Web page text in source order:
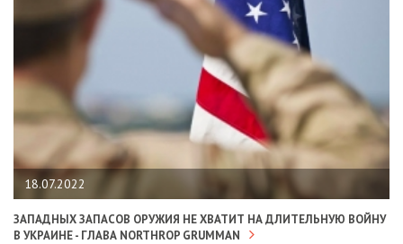
18.07.2022
ЗАПАДНЫХ ЗАПАСОВ ОРУЖИЯ НЕ ХВАТИТ НА ДЛИТЕЛЬНУЮ ВОЙНУ
В УКРАИНЕ - ГЛАВА NORTHROP GRUMMAN